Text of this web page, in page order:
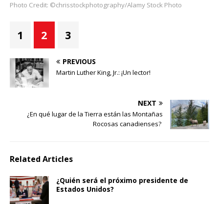
Photo Credit: ©chrisstockphotography/Alamy Stock Photo
1 2 3
PREVIOUS
Martin Luther King, Jr.: ¡Un lector!
NEXT
¿En qué lugar de la Tierra están las Montañas
Rocosas canadienses?
Related Articles
¿Quién será el próximo presidente de
Estados Unidos?